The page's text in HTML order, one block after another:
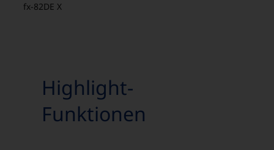
fx-82DE X
Highlight-
Funktionen